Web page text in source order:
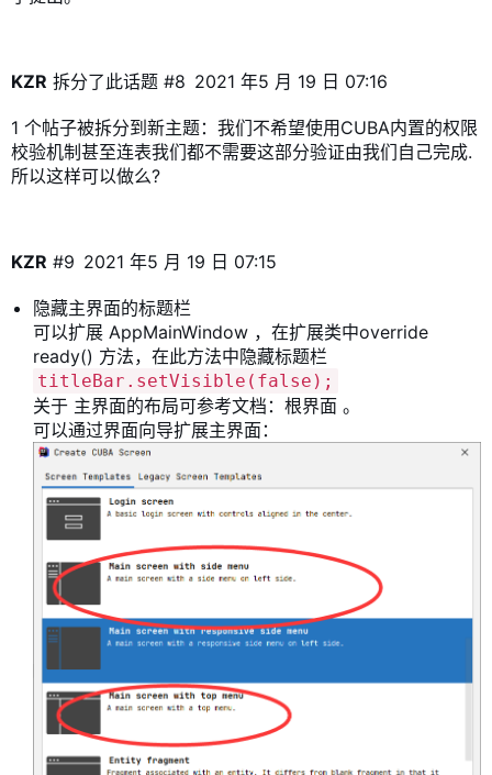
KZR 拆分了此话题 2021 年5 月 19 日 07:16
#8
1 个帖子被拆分到新主题： 我们不希望使用CUBA内置的权限
校验机制甚至连表我们都不需要这部分验证由我们自己完成.
所以这样可以做么?
KZR 2021 年5 月 19 日 07:15
#9
隐藏主界面的标题栏
可以扩展 AppMainWindow ，在扩展类中override
ready() 方法，在此方法中隐藏标题栏
titleBar.setVisible(false);
关于 主界面的布局可参考文档： 根界面 。
可以通过界面向导扩展主界面：